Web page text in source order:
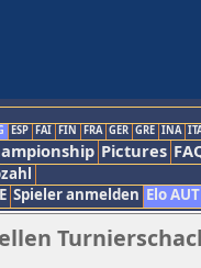
ESP FAI FIN FRA GER GRE INA
Pictures
Spieler anmelden Elo AUT